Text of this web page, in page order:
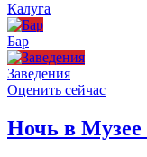
Калуга
Бар
Заведения
Оценить сейчас
Ночь в Музее